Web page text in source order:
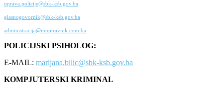
uprava.policije@sbk-ksb.gov.ba
glasnogovornik@sbk-ksb.gov.ba
administracija@muptravnik.com.ba
POLICIJSKI PSIHOLOG:
E-MAIL: marijana.bilic@sbk-ksb.gov.ba
KOMPJUTERSKI KRIMINAL